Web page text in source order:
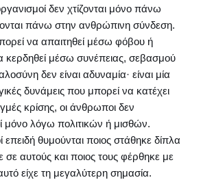
δεν χτίζονται μόνο πάνω
πάνω στην ανθρώπινη σύνδεση.
να απαιτηθεί μέσω φόβου ή
κερδηθεί μέσω συνέπειας, σεβασμού
δεν είναι αδυναμία· είναι μία
δυνάμεις που μπορεί να κατέχει
κρίσης, οι άνθρωποι δεν
μόνο λόγω πολιτικών ή μισθών.
θυμούνται ποιος στάθηκε δίπλα
σε αυτούς και ποιος τους φέρθηκε με
είχε τη μεγαλύτερη σημασία.